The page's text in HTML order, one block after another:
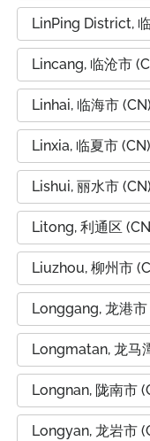
LinPing District,
Lincang, 临沧市
Linhai, 临海市 (CN)
Linxia, 临夏市 (CN)
Lishui, 丽水市 (CN)
Litong, 利通区
Liuzhou, 柳州市
Longgang, 龙港市
Longmatan, 龙马
Longnan, 陇南市
Longyan, 龙岩市